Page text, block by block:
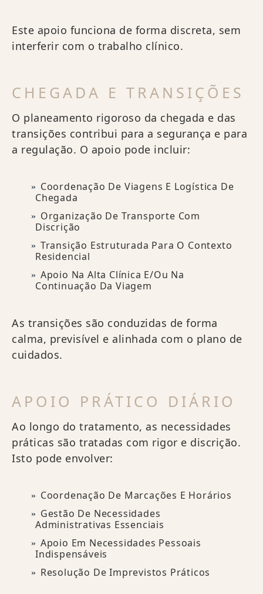
Este apoio funciona de forma discreta, sem
interferir com o trabalho clínico.
CHEGADA E TRANSIÇÕES
O planeamento rigoroso da chegada e das
transições contribui para a segurança e para
a regulação. O apoio pode incluir:
Coordenação De Viagens E Logística De
Chegada
Organização De Transporte Com
Discrição
Transição Estruturada Para O Contexto
Residencial
Apoio Na Alta Clínica E/ou Na
Continuação Da Viagem
As transições são conduzidas de forma
calma, previsível e alinhada com o plano de
cuidados.
APOIO PRÁTICO DIÁRIO
Ao longo do tratamento, as necessidades
práticas são tratadas com rigor e discrição.
Isto pode envolver:
Coordenação De Marcações E Horários
Gestão De Necessidades
Administrativas Essenciais
Apoio Em Necessidades Pessoais
Indispensáveis
Resolução De Imprevistos Práticos